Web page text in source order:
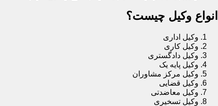
انواع وکیل چیست؟
وکیل اداری
وکیل کاری
وکیل دادگستری
وکیل پایه یک
وکیل مرکز مشاوران
وکیل قضایی
وکیل معاضدتی
وکیل تسخیری